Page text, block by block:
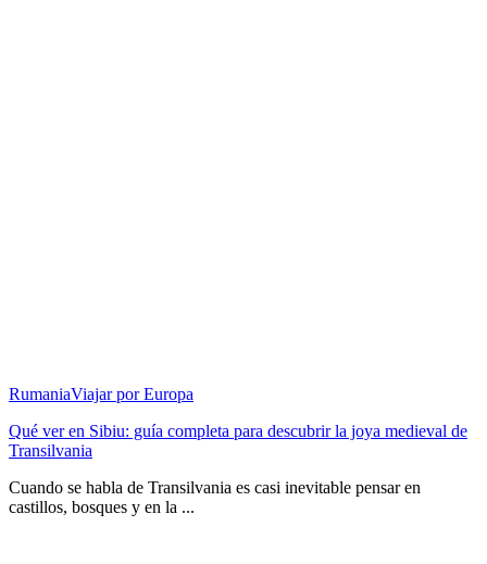
RumaniaViajar por Europa
Qué ver en Sibiu: guía completa para descubrir la joya medieval de
Transilvania
Cuando se habla de Transilvania es casi inevitable pensar en
castillos, bosques y en la ...